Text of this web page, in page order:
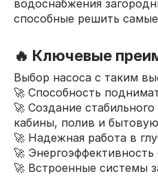
водоснабжения
способные решить
🔥 Ключевые
Выбор насоса с таким
🚀 Способность
🚀 Создание
кабины, полив и
🚀 Надежная работа в
🚀
🚀 Встроенные системы